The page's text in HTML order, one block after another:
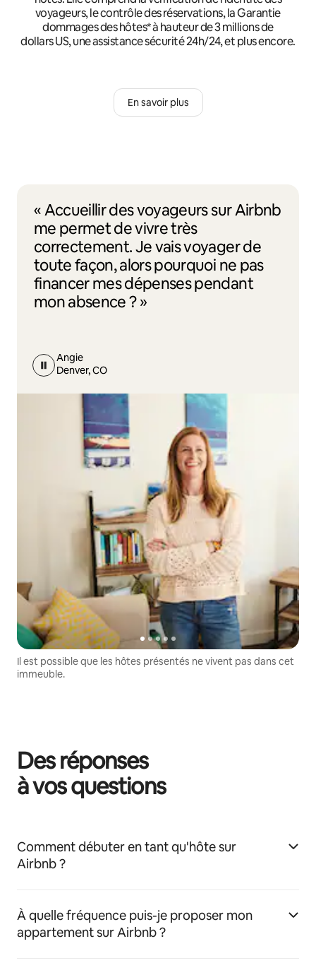
voyageurs, le contrôle des réservations, la Garantie
dommages des hôtes* à hauteur de 3 millions de
dollars US, une assistance sécurité 24h/24, et plus encore.
En savoir plus
« Accueillir des voyageurs sur Airbnb
me permet de vivre très
correctement. Je vais voyager de
toute façon, alors pourquoi ne pas
financer mes dépenses pendant
mon absence ? »
Angie
Denver, CO
Il est possible que les hôtes présentés ne vivent pas dans cet
immeuble.
Des réponses
à vos questions
Comment débuter en tant qu'hôte sur
Airbnb ?
À quelle fréquence puis-je proposer mon
appartement sur Airbnb ?